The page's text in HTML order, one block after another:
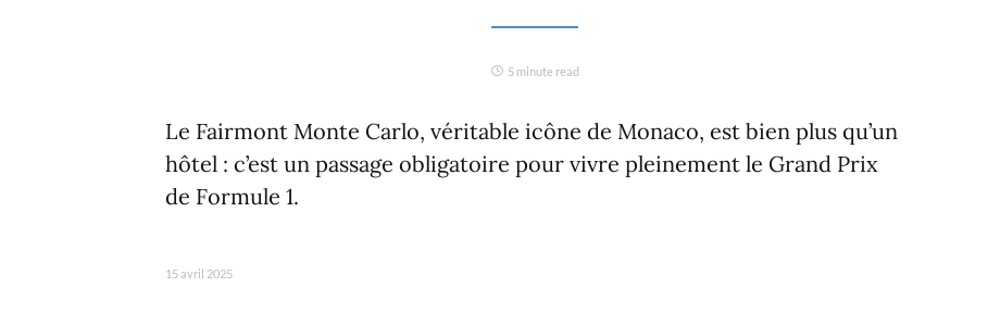
5 minute read
Le Fairmont Monte Carlo, véritable icône de Monaco, est bien plus qu’un
hôtel : c’est un passage obligatoire pour vivre pleinement le Grand Prix
de Formule 1.
15 avril 2025